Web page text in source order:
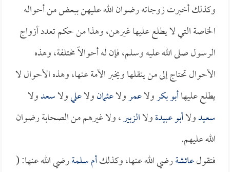
وكذلك أخبرت زوجاته رضوان الله عليهن ببعض من أحواله
الخاصة التي لا يطلع عليها غيرهن، وهذا من حكم تعدد أزواج
الرسول صلى الله عليه وسلم، فإن له أحوالاً مختلفة، وهذه
الأحوال تحتاج إلى من ينقلها ويخبر الأمة عنها، وهذه الأحوال لا
يطلع عليهاأبو بكرولاعمرولاعثمانولاعليولاسعدولا
سعيدولاأبو عبيدةولاالزبير، ولا غيرهم من الصحابة رضوان
الله عليهم.
فتقولعائشةرضي الله عنها، وكذلكأم سلمةرضي الله عنها: (